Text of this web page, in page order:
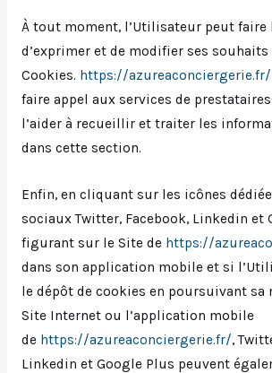
À tout moment, l’Utilisateur peut faire
d’exprimer et de modifier ses souhaits
Cookies. https://azureaconciergerie.fr/
faire appel aux services de
l’aider à recueillir et traiter les
dans cette section.
Enfin, en cliquant sur les icônes
sociaux Twitter, Facebook, Linkedin et
figurant sur le Site de https://
dans son application mobile et si
le dépôt de cookies en poursuivant
Site Internet ou l’application mobile
de https://azureaconciergerie.fr/,
Linkedin et Google Plus peuvent